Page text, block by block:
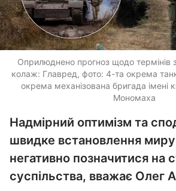
Оприлюднено прогноз щодо термінів
колаж: Главред, фото: 4-та окрема
окрема механізована бригада імені
Мономаха
Надмірний оптимізм та
швидке встановлення
негативно позначитися на
суспільства, вважає Олег